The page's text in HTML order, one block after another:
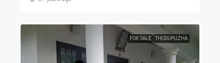
FOR SALE THODUPUZHA